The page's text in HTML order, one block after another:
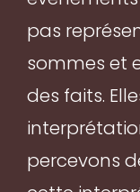
pas
sommes et
des faits.
percevons